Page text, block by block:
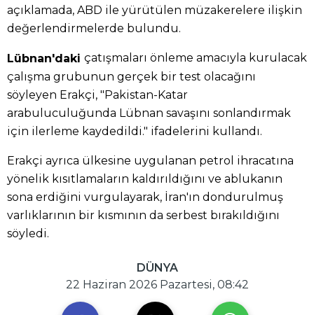
açıklamada, ABD ile yürütülen müzakerelere ilişkin
değerlendirmelerde bulundu.
Lübnan'daki çatışmaları önleme amacıyla kurulacak
çalışma grubunun gerçek bir test olacağını
söyleyen Erakçi, "Pakistan-Katar
arabuluculuğunda Lübnan savaşını sonlandırmak
için ilerleme kaydedildi." ifadelerini kullandı.
Erakçi ayrıca ülkesine uygulanan petrol ihracatına
yönelik kısıtlamaların kaldırıldığını ve ablukanın
sona erdiğini vurgulayarak, İran'ın dondurulmuş
varlıklarının bir kısmının da serbest bırakıldığını
söyledi.
DÜNYA
22 Haziran 2026 Pazartesi, 08:42